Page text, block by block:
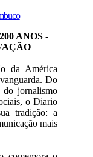
ANOS -
da América
Do
do jornalismo
o Diario
tradição: a
mais